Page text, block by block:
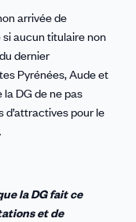
arrivée de
aucun titulaire non
dernier
Pyrénées, Aude et
DG de ne pas
d’attractives pour le
la DG fait ce
et de